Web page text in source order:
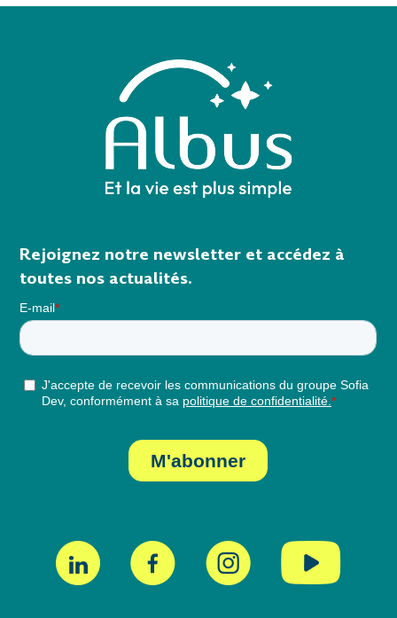
Rejoignez notre newsletter et accédez à
toutes nos actualités.